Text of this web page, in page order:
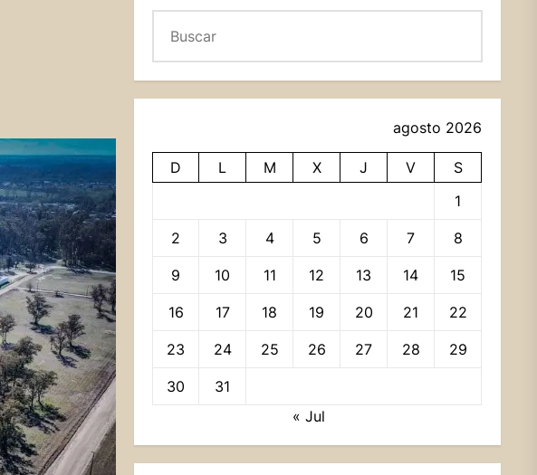
agosto 2026
D L M X J V
S
1
2 3 4 5 6 7 8
9 10 11 12 13 14 15
16 17 18 19 20 21 22
23 24 25 26 27 28 29
30
31
« Jul